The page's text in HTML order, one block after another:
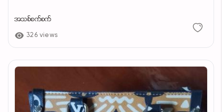
အသစ်စက်စက်
326 views